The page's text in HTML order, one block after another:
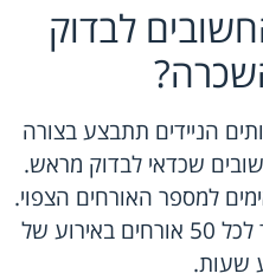
לבדוק
הניידים תתבצע בצורה
שכדאי לבדוק מראש.
למספר האורחים הצפוי.
כלל אצבע הוא שירותים אחד לכל 50 אורחים באירוע של
שעות.